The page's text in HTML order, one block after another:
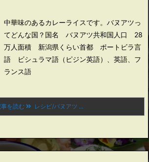
中華味のあるカレーライスです。 バヌアツっ
てどんな国？ 国名 バヌアツ共和国 人口 28
万人面積 新潟県くらい首都 ポートビラ言
語 ビシュラマ語（ピジン英語）、英語、フ
ランス語
を読む レシピ/バヌアツ ...